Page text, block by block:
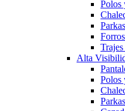
Polos
Parkas
Alta
Polos
Parkas